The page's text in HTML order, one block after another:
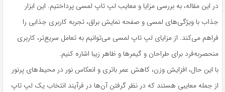
در این مقاله، به بررسی مزایا و معایب لپ تاپ لمسی پرداختیم. این ابزار
جذاب با ویژگی‌های لمسی و صفحه نمایش براق، تجربه کاربری جذابی را
فراهم می‌کند. از مزایای لپ تاپ لمسی می‌توانیم به تعامل سریع‌تر، کاربری
منحصربه‌فرد برای طراحان و گیمرها و ظاهر زیبا اشاره کنیم.
با این حال، افزایش وزن، کاهش عمر باتری و انعکاس نور در محیط‌های پرنور
از جمله معایبی هستند که در نظر گرفتن آن‌ها در فرآیند انتخاب یک لپ تاپ